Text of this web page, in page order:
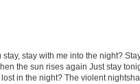
stay with me into the night?
the sun rises again Just stay
in the night? The violent